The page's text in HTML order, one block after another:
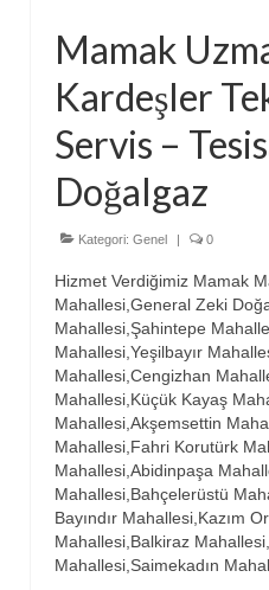
Mamak
Kardeşler
Servis –
Doğalgaz
Kategori: Genel | 0
Hizmet Verdiğimiz Mamak
Mahallesi,General Zeki
Mahallesi,Şahintepe
Mahallesi,Yeşilbayır
Mahallesi,Cengizhan
Mahallesi,Küçük Kayaş
Mahallesi,Akşemsettin
Mahallesi,Fahri Korutürk
Mahallesi,Abidinpaşa
Mahallesi,Bahçelerüstü
Bayındır Mahallesi,Kazım
Mahallesi,Balkiraz
Mahallesi,Saimekadın